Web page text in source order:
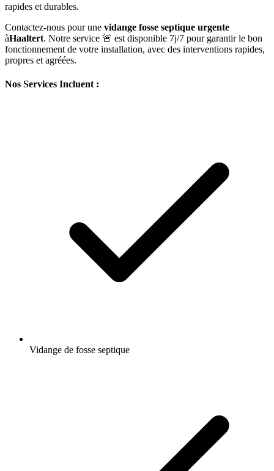
rapides et durables.
Contactez-nous pour une vidange fosse septique urgente
àHaaltert. Notre service 🚨 est disponible 7j/7 pour garantir le bon
fonctionnement de votre installation, avec des interventions rapides,
propres et agréées.
Nos Services Incluent :
Vidange de fosse septique